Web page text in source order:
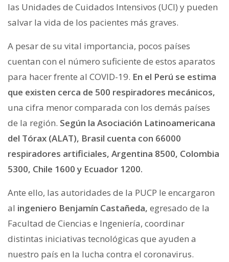
las Unidades de Cuidados Intensivos (UCI) y pueden
salvar la vida de los pacientes más graves.
A pesar de su vital importancia, pocos países
cuentan con el número suficiente de estos aparatos
para hacer frente al COVID-19. En el Perú se estima
que existen cerca de 500 respiradores mecánicos,
una cifra menor comparada con los demás países
de la región. Según la Asociación Latinoamericana
del Tórax (ALAT), Brasil cuenta con 66000
respiradores artificiales, Argentina 8500, Colombia
5300, Chile 1600 y Ecuador 1200.
Ante ello, las autoridades de la PUCP le encargaron
al ingeniero Benjamín Castañeda, egresado de la
Facultad de Ciencias e Ingeniería, coordinar
distintas iniciativas tecnológicas que ayuden a
nuestro país en la lucha contra el coronavirus.